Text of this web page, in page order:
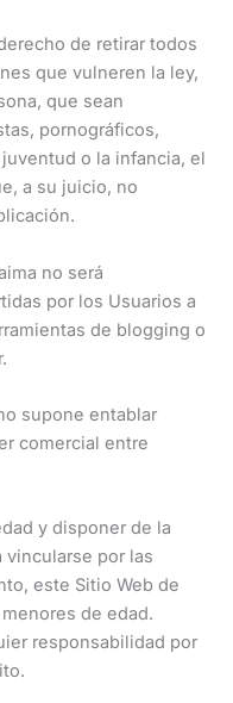
de retirar todos
que vulneren la ley,
que sean
pornográficos,
o la infancia, el
a su juicio, no
no será
por los Usuarios a
de blogging o
supone entablar
comercial entre
y disponer de la
por las
este Sitio Web de
de edad.
responsabilidad por